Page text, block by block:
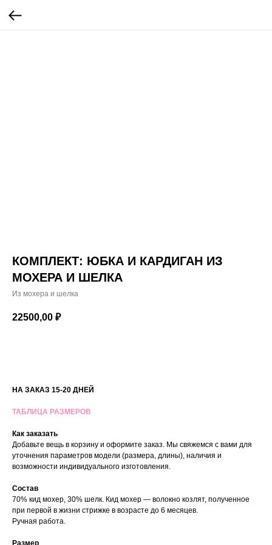
КОМПЛЕКТ: ЮБКА И КАРДИГАН ИЗ
МОХЕРА И ШЕЛКА
Из мохера и шелка
22500,00 ₽
НА ЗАКАЗ 15-20 ДНЕЙ
ТАБЛИЦА РАЗМЕРОВ
Как заказать
Добавьте вещь в корзину и оформите заказ. Мы свяжемся с вами для
уточнения параметров модели (размера, длины), наличия и
возможности индивидуального изготовления.
Состав
70% кид мохер, 30% шелк. Кид мохер — волокно козлят, полученное
при первой в жизни стрижке в возрасте до 6 месяцев.
Ручная работа.